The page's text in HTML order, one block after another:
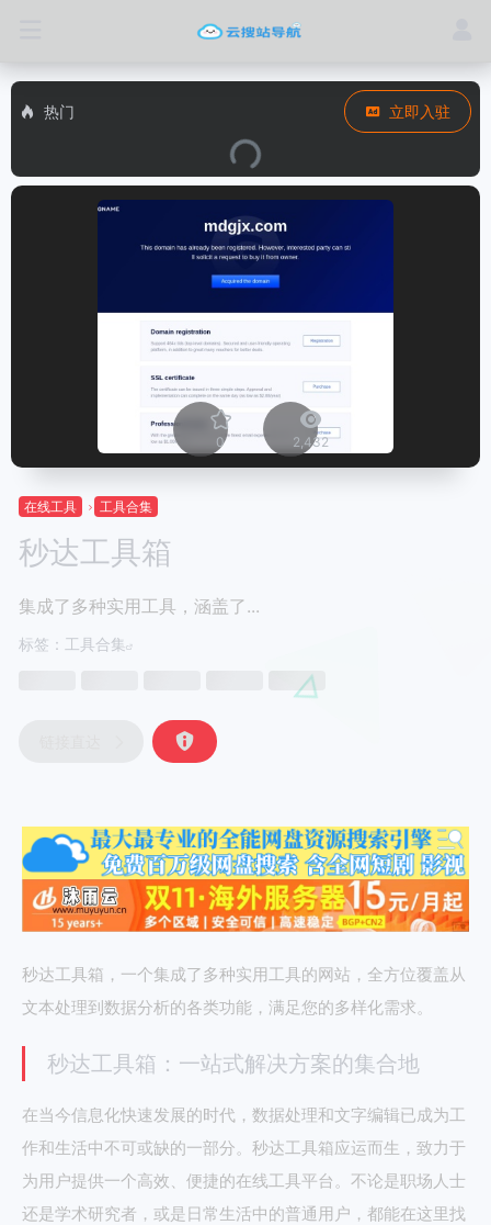
热门 立即入驻
0 2,432
在线工具 工具合集
秒达工具箱
集成了多种实用工具，涵盖了...
标签： 工具合集
秒达工具箱，一个集成了多种实用工具的网站，全方位覆盖从
文本处理到数据分析的各类功能，满足您的多样化需求。
秒达工具箱：一站式解决方案的集合地
在当今信息化快速发展的时代，数据处理和文字编辑已成为工
作和生活中不可或缺的一部分。秒达工具箱应运而生，致力于
为用户提供一个高效、便捷的在线工具平台。不论是职场人士
还是学术研究者，或是日常生活中的普通用户，都能在这里找